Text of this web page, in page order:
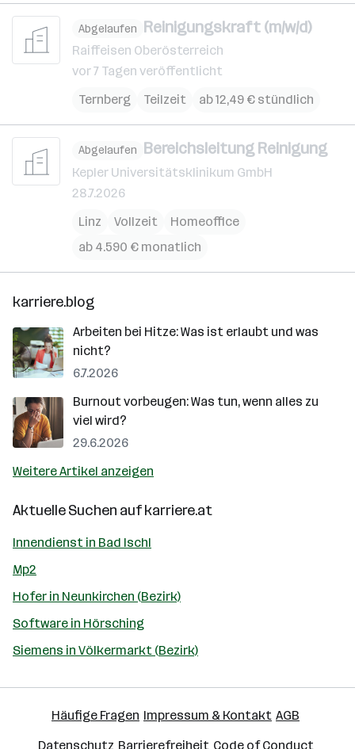
Abgelaufen Reinigungskraft (m/w/d)
Raiffeisen Oberösterreich
vor 7 Tagen veröffentlicht
Ternberg
Teilzeit ab 12,49 € stündlich
Abgelaufen Bereichsleitung Reinigung
Kepler Universitätsklinikum GmbH
28.7.2026
Linz
Vollzeit
Homeoffice
ab 4.590 € monatlich
karriere.blog
Arbeiten bei Hitze: Was ist erlaubt und was
nicht?
6.7.2026
Burnout vorbeugen: Was tun, wenn alles zu
viel wird?
29.6.2026
Weitere Artikel anzeigen
Aktuelle Suchen aufkarriere.at
Innendienst in Bad Ischl
Mp2
Hofer in Neunkirchen (Bezirk)
Software in Hörsching
Siemens in Völkermarkt (Bezirk)
Häufige Fragen Impressum & Kontakt AGB
Datenschutz Barrierefreiheit Code of Conduct